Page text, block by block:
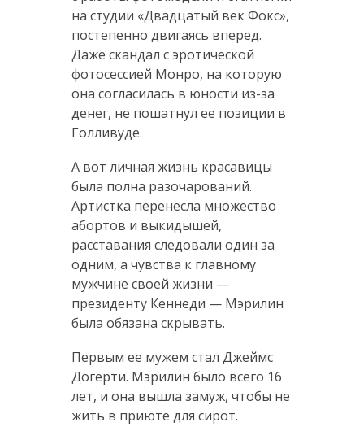
на студии «Двадцатый век Фокс»,
постепенно двигаясь вперед.
Даже скандал с эротической
фотосессией Монро, на которую
она согласилась в юности из-за
денег, не пошатнул ее позиции в
Голливуде.
А вот личная жизнь красавицы
была полна разочарований.
Артистка перенесла множество
абортов и выкидышей,
расставания следовали один за
одним, а чувства к главному
мужчине своей жизни —
президенту Кеннеди — Мэрилин
была обязана скрывать.
Первым ее мужем стал Джеймс
Догерти. Мэрилин было всего 16
лет, и она вышла замуж, чтобы не
жить в приюте для сирот.